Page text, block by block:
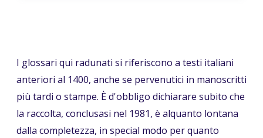
I glossari qui radunati si riferiscono a testi italiani
anteriori al 1400, anche se pervenutici in manoscritti
più tardi o stampe. È d'obbligo dichiarare subito che
la raccolta, conclusasi nel 1981, è alquanto lontana
dalla completezza, in special modo per quanto